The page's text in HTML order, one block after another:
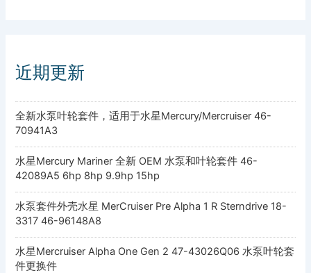
近期更新
全新水泵叶轮套件，适用于水星Mercury/Mercruiser 46-
70941A3
水星Mercury Mariner 全新 OEM 水泵和叶轮套件 46-
42089A5 6hp 8hp 9.9hp 15hp
水泵套件外壳水星 MerCruiser Pre Alpha 1 R Sterndrive 18-
3317 46-96148A8
水星Mercruiser Alpha One Gen 2 47-43026Q06 水泵叶轮套
件更换件